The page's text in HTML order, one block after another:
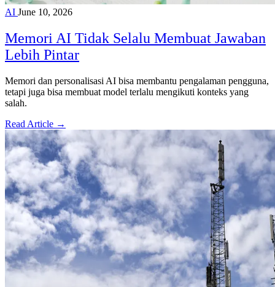
AI June 10, 2026
Memori AI Tidak Selalu Membuat Jawaban
Lebih Pintar
Memori dan personalisasi AI bisa membantu pengalaman pengguna,
tetapi juga bisa membuat model terlalu mengikuti konteks yang
salah.
Read Article →